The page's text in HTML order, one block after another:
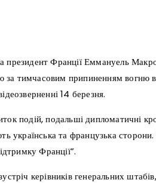
Франції Еммануель
за тимчасовим припиненням вогню
14 березня.
подій, подальші дипломатичні
українська та французька
Франції”.
керівників генеральних штабів,